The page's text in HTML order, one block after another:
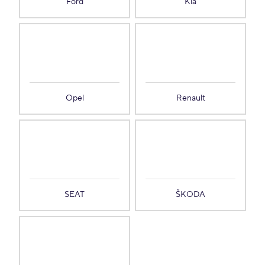
Opel Renault
SEAT ŠKODA